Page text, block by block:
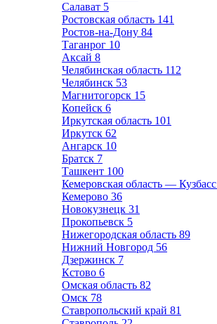
Салават 5
Ростовская область 141
Ростов-на-Дону 84
Таганрог 10
Аксай 8
Челябинская область 112
Челябинск 53
Магнитогорск 15
Копейск 6
Иркутская область 101
Иркутск 62
Ангарск 10
Братск 7
Ташкент 100
Кемеровская область — Кузбасс
Кемерово 36
Новокузнецк 31
Прокопьевск 5
Нижегородская область 89
Нижний Новгород 56
Дзержинск 7
Кстово 6
Омская область 82
Омск 78
Ставропольский край 81